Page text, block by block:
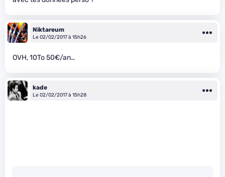
Niktareum
Le 02/02/2017 à 15h26
OVH, 10To 50€/an…
kade
Le 02/02/2017 à 15h28